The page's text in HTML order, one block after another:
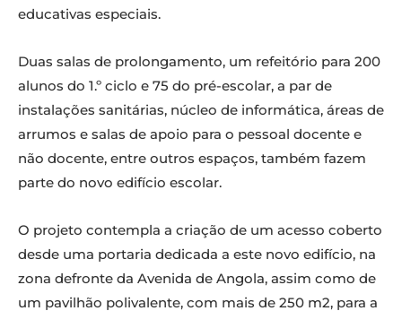
educativas especiais.
Duas salas de prolongamento, um refeitório para 200
alunos do 1.º ciclo e 75 do pré-escolar, a par de
instalações sanitárias, núcleo de informática, áreas de
arrumos e salas de apoio para o pessoal docente e
não docente, entre outros espaços, também fazem
parte do novo edifício escolar.
O projeto contempla a criação de um acesso coberto
desde uma portaria dedicada a este novo edifício, na
zona defronte da Avenida de Angola, assim como de
um pavilhão polivalente, com mais de 250 m2, para a